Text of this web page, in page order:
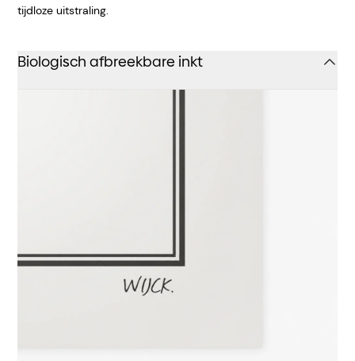
tijdloze uitstraling.
Biologisch afbreekbare inkt